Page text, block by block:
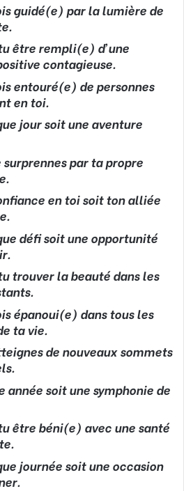
guidé(e) par la lumière de
être rempli(e) d’une
contagieuse.
entouré(e) de personnes
en toi.
jour soit une aventure
surprennes par ta propre
en toi soit ton alliée
défi soit une opportunité
trouver la beauté dans les
épanoui(e) dans tous les
ta vie.
de nouveaux sommets
année soit une symphonie de
être béni(e) avec une santé
journée soit une occasion